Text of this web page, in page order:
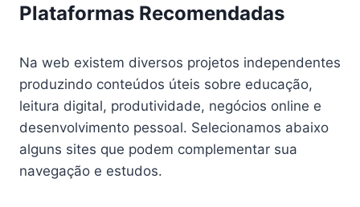
Plataformas Recomendadas
Na web existem diversos projetos independentes
produzindo conteúdos úteis sobre educação,
leitura digital, produtividade, negócios online e
desenvolvimento pessoal. Selecionamos abaixo
alguns sites que podem complementar sua
navegação e estudos.